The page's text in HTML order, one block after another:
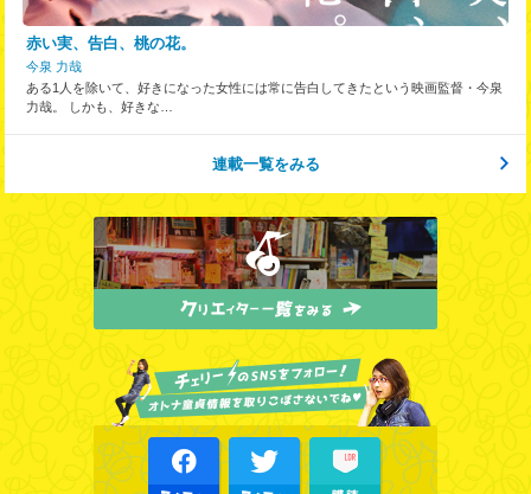
赤い実、告白、桃の花。
今泉 力哉
ある1人を除いて、好きになった女性には常に告白してきたという映画監督・今泉
力哉。 しかも、好きな…
連載一覧をみる